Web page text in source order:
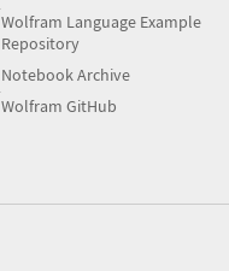
Wolfram Language Example
Repository
Notebook Archive
Wolfram GitHub